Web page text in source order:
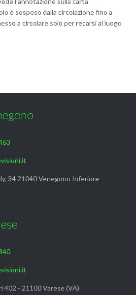
è sospeso dalla circolazione fino a
a circolare solo per recarsi al luogo
34 21040 Venegono Inferiore
402 - 21100 Varese (VA)